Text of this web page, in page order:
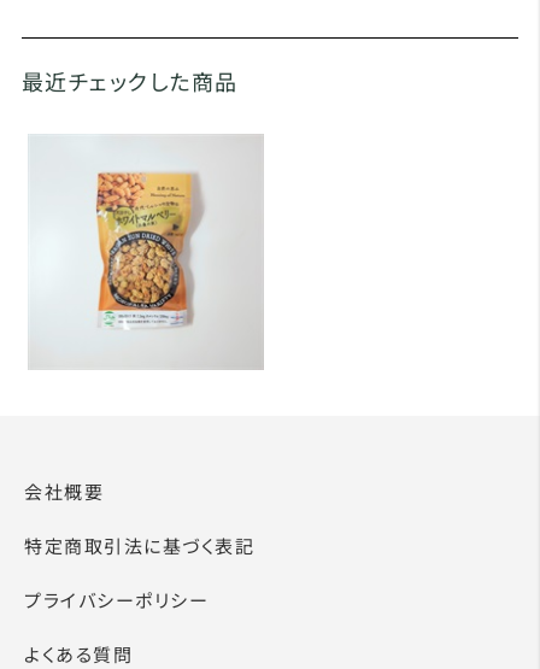
最近チェックした商品
会社概要
特定商取引法に基づく表記
プライバシーポリシー
よくある質問